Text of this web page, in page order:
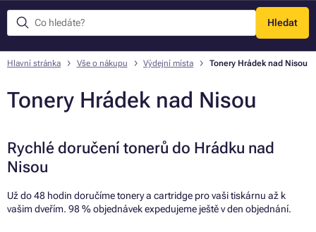
Hledat
Menu
Hlavní stránka Vše o nákupu Výdejní místa Tonery Hrádek nad Nisou
Tonery Hrádek nad Nisou
Rychlé doručení tonerů do Hrádku nad
Nisou
Už do 48 hodin doručíme tonery a cartridge pro vaši tiskárnu až k
vašim dveřím. 98 % objednávek expedujeme ještě v den objednání.